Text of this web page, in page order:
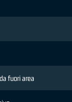
fuori area